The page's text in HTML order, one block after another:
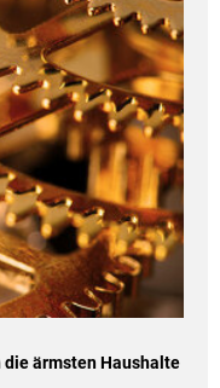
ärmsten Haushalte